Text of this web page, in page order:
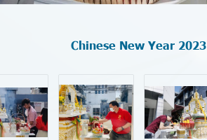
Chinese New Year 2023